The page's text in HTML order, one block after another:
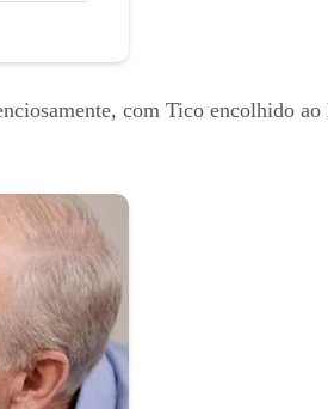
com Tico encolhido